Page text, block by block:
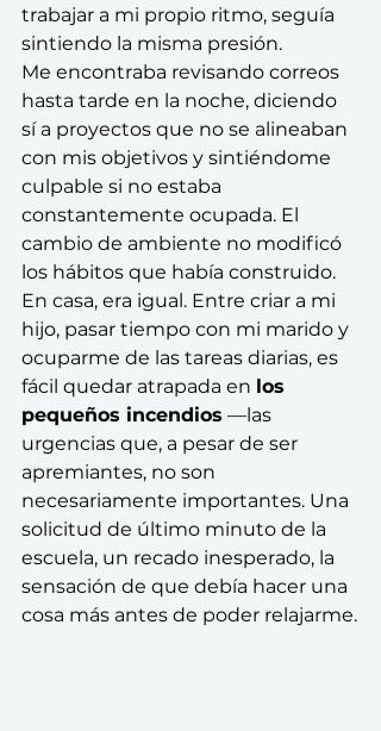
trabajar a mi propio ritmo, seguía
sintiendo la misma presión.
Me encontraba revisando correos
hasta tarde en la noche, diciendo
sí a proyectos que no se alineaban
con mis objetivos y sintiéndome
culpable si no estaba
constantemente ocupada. El
cambio de ambiente no modificó
los hábitos que había construido.
En casa, era igual. Entre criar a mi
hijo, pasar tiempo con mi marido y
ocuparme de las tareas diarias, es
fácil quedar atrapada en los
pequeños incendios —las
urgencias que, a pesar de ser
apremiantes, no son
necesariamente importantes. Una
solicitud de último minuto de la
escuela, un recado inesperado, la
sensación de que debía hacer una
cosa más antes de poder relajarme.